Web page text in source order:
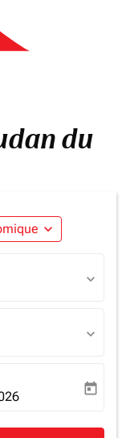
du
expand_more
expand_more
expand_more
return-date-aria-
today